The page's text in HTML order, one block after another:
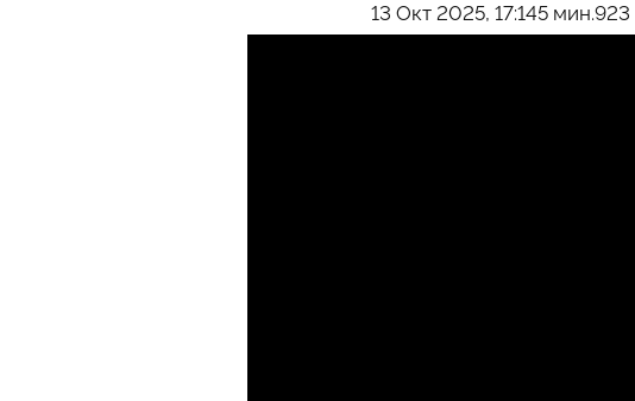
13 Окт 2025, 17:145 мин.923